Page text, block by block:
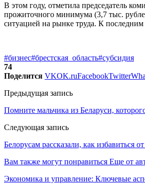
В этом году, отметила председатель
прожиточного минимума (3,7 тыс.
ситуацией на рынке труда. К
#бизнес#брестская_область#субсидия
74
Поделится VKOK.ruFacebookTwitter
Предыдущая запись
Помните мальчика из Беларуси,
Следующая запись
Белорусам рассказали, как избавиться
Вам также могут понравиться Еще от
Экономика и управление: Ключевые